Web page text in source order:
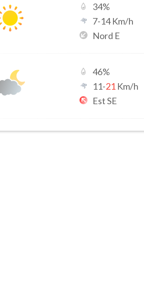
34%
7-14Km/h
Nord E
46%
11-21 Km/h
Est SE